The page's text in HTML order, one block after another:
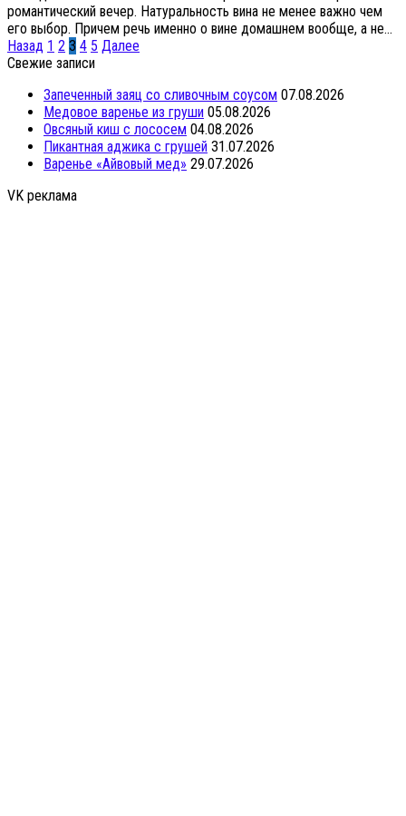
романтический вечер. Натуральность вина не менее важно чем
его выбор. Причем речь именно о вине домашнем вообще, а не...
Пагинация
записей
Назад 1 2 3 4 5 Далее
Свежие записи
Запеченный заяц со сливочным соусом 07.08.2026
Медовое варенье из груши 05.08.2026
Овсяный киш с лососем 04.08.2026
Пикантная аджика с грушей 31.07.2026
Варенье «Айвовый мед» 29.07.2026
VK реклама